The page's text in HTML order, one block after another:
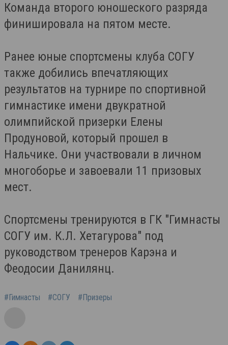
Команда второго юношеского разряда
финишировала на пятом месте.
Ранее юные спортсмены клуба СОГУ
также добились впечатляющих
результатов на турнире по спортивной
гимнастике имени двукратной
олимпийской призерки Елены
Продуновой, который прошел в
Нальчике. Они участвовали в личном
многоборье и завоевали 11 призовых
мест.
Спортсмены тренируются в ГК "Гимнасты
СОГУ им. К.Л. Хетагурова" под
руководством тренеров Карэна и
Феодосии Данилянц.
#Гимнасты #СОГУ #Призеры